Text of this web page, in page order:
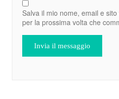
Salva il mio nome, email e
per la prossima volta che